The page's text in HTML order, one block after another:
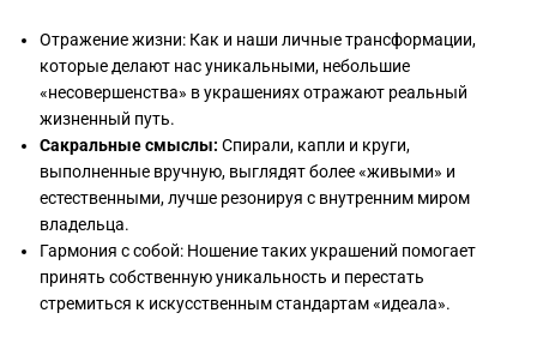
Отражение жизни: Как и наши личные трансформации,
которые делают нас уникальными, небольшие
«несовершенства» в украшениях отражают реальный
жизненный путь.
Сакральные смыслы:Спирали, капли и круги,
выполненные вручную, выглядят более «живыми» и
естественными, лучше резонируя с внутренним миром
владельца.
Гармония с собой: Ношение таких украшений помогает
принять собственную уникальность и перестать
стремиться к искусственным стандартам «идеала».